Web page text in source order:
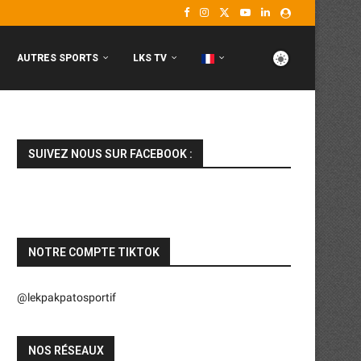
AUTRES SPORTS LKS TV
SUIVEZ NOUS SUR FACEBOOK :
NOTRE COMPTE TIKTOK
@lekpakpatosportif
NOS RÉSEAUX